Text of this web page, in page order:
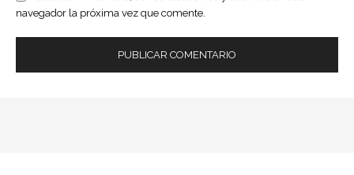
navegador la próxima vez que comente.